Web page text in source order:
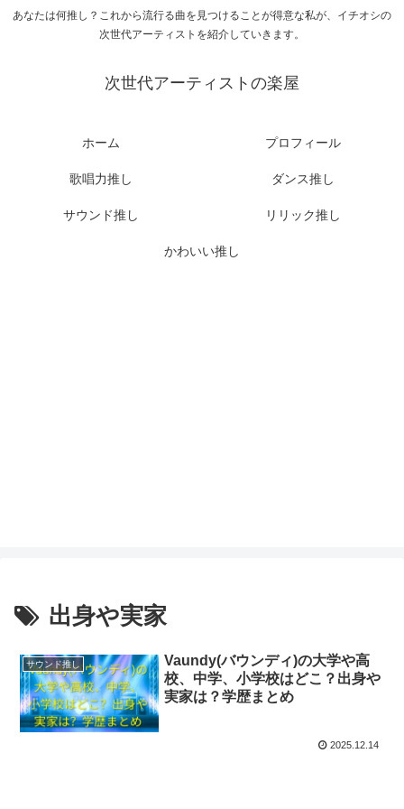
あなたは何推し？これから流行る曲を見つけることが得意な私が、イチオシの
次世代アーティストを紹介していきます。
次世代アーティストの楽屋
ホーム プロフィール
歌唱力推し ダンス推し
サウンド推し リリック推し
かわいい推し
出身や実家
サウンド推し
Vaundy(バウンディ)の大学や高
校、中学、小学校はどこ？出身や
実家は？学歴まとめ
2025.12.14